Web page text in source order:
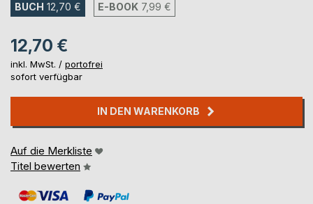
BUCH 12,70 € E-BOOK 7,99 €
12,70 €
inkl. MwSt. / portofrei
sofort verfügbar
IN DEN WARENKORB
Auf die Merkliste
Titel bewerten